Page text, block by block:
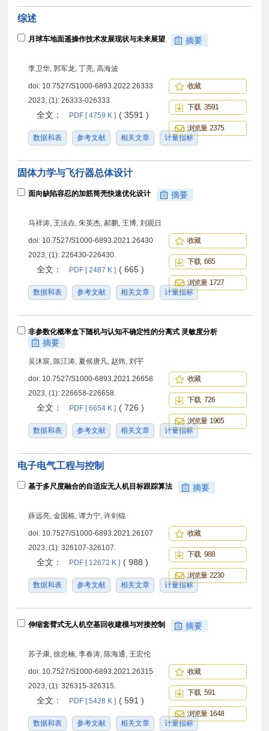
综述
月球车地面遥操作技术发展现状与未来展望 摘要
李卫华, 郭军龙, 丁亮, 高海波
doi: 10.7527/S1000-6893.2022.26333
2023, (1): 26333-026333.
全文： PDF [ 4759 K ] ( 3591 )
数据和表 参考文献 相关文章 计量指标
收藏
下载 3591
浏览量 2375
固体力学与飞行器总体设计
面向缺陷容忍的加筋筒壳快速优化设计 摘要
马祥涛, 王法垚, 朱英杰, 郝鹏, 王博, 刘观日
doi: 10.7527/S1000-6893.2021.26430
2023, (1): 226430-226430.
全文： PDF [ 2487 K ] ( 665 )
数据和表 参考文献 相关文章 计量指标
收藏
下载 665
浏览量 1727
非参数化概率盒下随机与认知不确定性的分离式 灵敏度分析
摘要
吴沐宸, 陈江涛, 夏侯唐凡, 赵炜, 刘宇
doi: 10.7527/S1000-6893.2021.26658
2023, (1): 226658-226658.
全文： PDF [ 6654 K ] ( 726 )
数据和表 参考文献 相关文章 计量指标
收藏
下载 726
浏览量 1965
电子电气工程与控制
基于多尺度融合的自适应无人机目标跟踪算法 摘要
薛远亮, 金国栋, 谭力宁, 许剑锟
doi: 10.7527/S1000-6893.2021.26107
2023, (1): 326107-326107.
全文： PDF [ 12672 K ] ( 988 )
数据和表 参考文献 相关文章 计量指标
收藏
下载 988
浏览量 2230
伸缩套臂式无人机空基回收建模与对接控制 摘要
苏子康, 徐忠楠, 李春涛, 陈海通, 王宏伦
doi: 10.7527/S1000-6893.2021.26315
2023, (1): 326315-326315.
全文： PDF [ 5428 K ] ( 591 )
数据和表 参考文献 相关文章 计量指标
收藏
下载 591
浏览量 1648